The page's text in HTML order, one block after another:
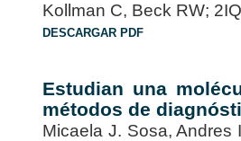
Kollman C, Beck RW;
DESCARGAR PDF
Estudian una
métodos de
Micaela J. Sosa, Andres